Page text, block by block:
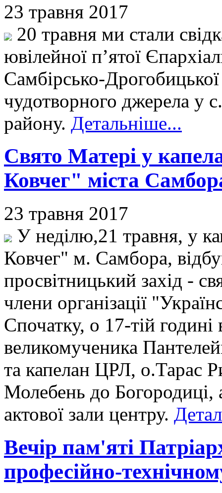
23 травня 2017
20 травня ми стали
ювілейної п’ятої
Самбірсько-
чудотворного джерела у
району. Детальніше...
Свято Матері у
Ковчег" міста
23 травня 2017
У неділю,21 травня, у
Ковчег" м. Самбора,
просвітницький захід -
члени організації
Спочатку, о 17-тій годині
великомученика
та капелан ЦРЛ, о.Тарас
Молебень до Богородиці,
актової зали центру.
Вечір пам'яті
професійно-